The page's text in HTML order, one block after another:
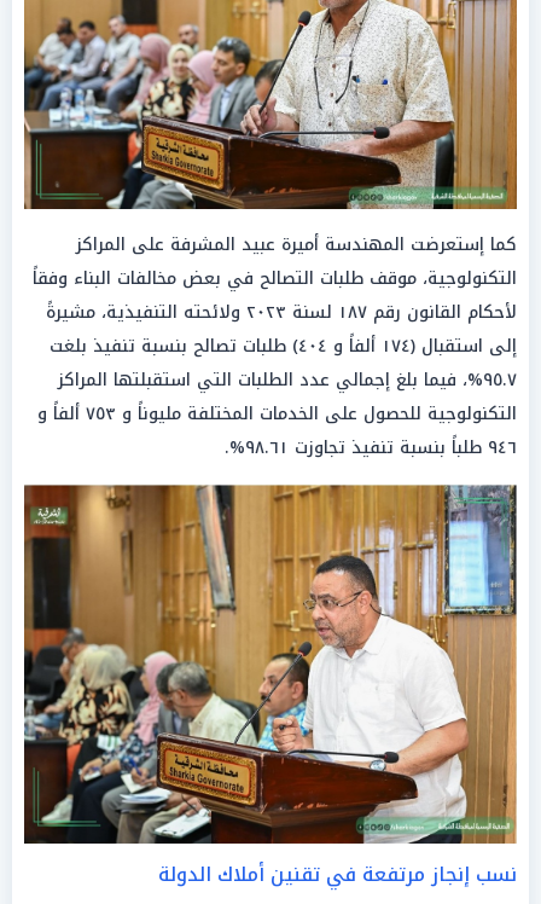
كما إستعرضت المهندسة أميرة عبيد المشرفة على المراكز
التكنولوجية، موقف طلبات التصالح في بعض مخالفات البناء وفقاً
لأحكام القانون رقم ١٨٧ لسنة ٢٠٢٣ ولائحته التنفيذية، مشيرةً
إلى استقبال (١٧٤ ألفاً و ٤٠٤) طلبات تصالح بنسبة تنفيذ بلغت
٩٥.٧%، فيما بلغ إجمالي عدد الطلبات التي استقبلتها المراكز
التكنولوجية للحصول على الخدمات المختلفة مليوناً و ٧٥٣ ألفاً و
٩٤٦ طلباً بنسبة تنفيذ تجاوزت ٩٨.٦١%.
نسب إنجاز مرتفعة في تقنين أملاك الدولة